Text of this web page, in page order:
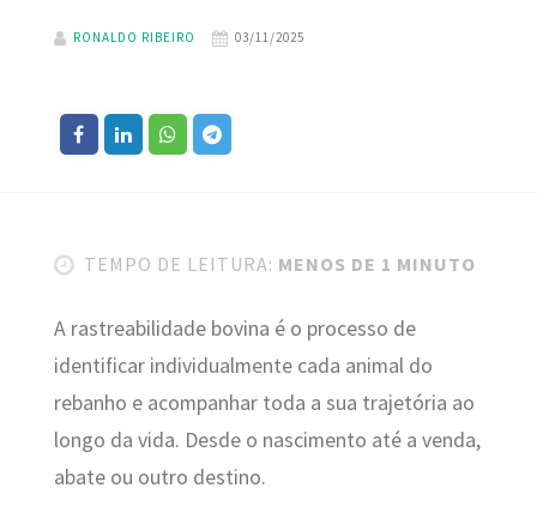
RONALDO RIBEIRO 03/11/2025
TEMPO DE LEITURA: MENOS DE 1 MINUTO
A rastreabilidade bovina é o processo de
identificar individualmente cada animal do
rebanho e acompanhar toda a sua trajetória ao
longo da vida. Desde o nascimento até a venda,
abate ou outro destino.